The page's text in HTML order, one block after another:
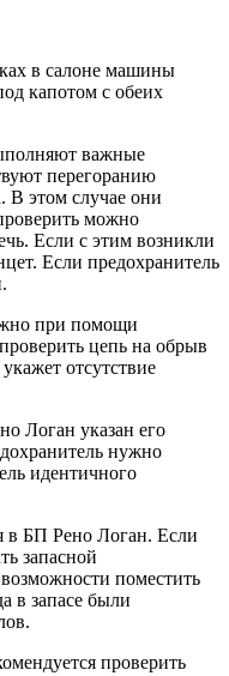
в салоне машины
капотом с обеих
важные
перегоранию
В этом случае они
можно
Если с этим возникли
Если предохранитель
при помощи
цепь на обрыв
отсутствие
Логан указан его
нужно
идентичного
в БП Рено Логан. Если
запасной
поместить
в запасе были
проверить